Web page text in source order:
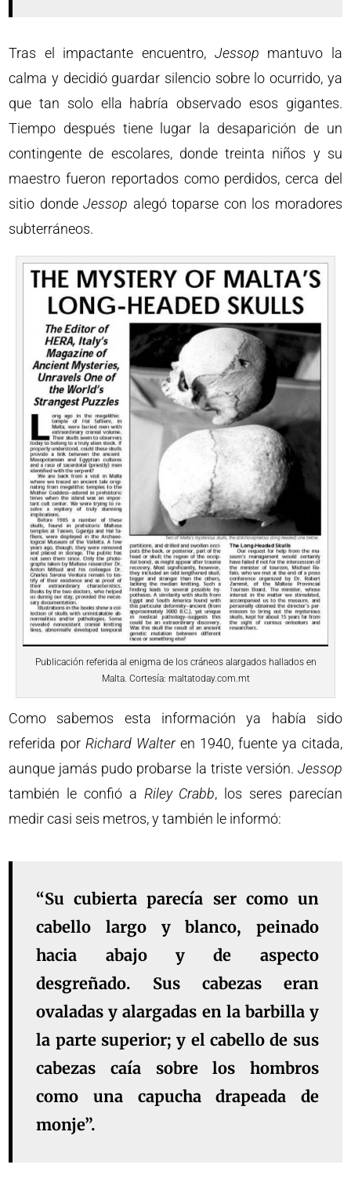
Tras el impactante encuentro, Jessop mantuvo la
calma y decidió guardar silencio sobre lo ocurrido, ya
que tan solo ella habría observado esos gigantes.
Tiempo después tiene lugar la desaparición de un
contingente de escolares, donde treinta niños y su
maestro fueron reportados como perdidos, cerca del
sitio dondeJessop alegó toparse con los moradores
subterráneos.
Publicación referida al enigma de los cráneos alargados hallados en
Malta. Cortesía: maltatoday.com.mt
Como sabemos esta información ya había sido
referida porRichard Walteren 1940, fuente ya citada,
aunque jamás pudo probarse la triste versión. Jessop
también le confió a Riley Crabb, los seres parecían
medir casi seis metros, y también le informó:
“Su cubierta parecía ser como un
cabello largo y blanco, peinado
hacia abajo y de aspecto
desgreñado. Sus cabezas eran
ovaladas y alargadas en la barbilla y
la parte superior; y el cabello de sus
cabezas caía sobre los hombros
como una capucha drapeada de
monje”.